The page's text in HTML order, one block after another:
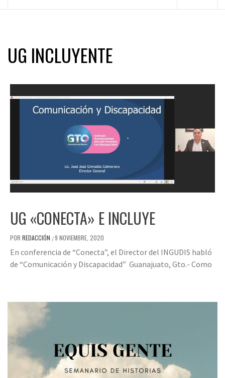
UG INCLUYENTE
UG «CONECTA» E INCLUYE
POR REDACCIÓN /9 NOVIEMBRE, 2020
En conferencia de “Conecta”, el Director del INGUDIS habló
de “Comunicación y Discapacidad” Guanajuato, Gto.- Como